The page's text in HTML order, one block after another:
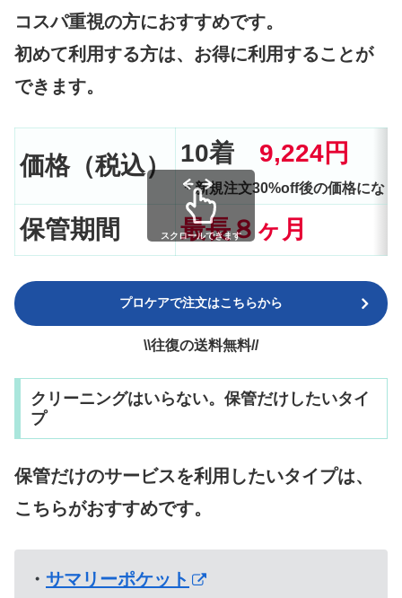
コスパ重視の方におすすめです。
初めて利用する方は、お得に利用することが
できます。
価格（税込） 10着 9,224円
＊新規注文30%off後の価格にな
保管期間 最長８ヶ月
スクロールできます
プロケアで注文はこちらから
\\往復の送料無料//
クリーニングはいらない。保管だけしたいタイ
プ
保管だけのサービスを利用したいタイプは、
こちらがおすすめです。
・ サマリーポケット